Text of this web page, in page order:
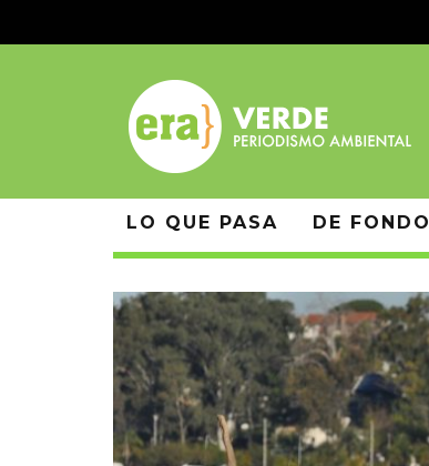
LO QUE PASA DE FONDO